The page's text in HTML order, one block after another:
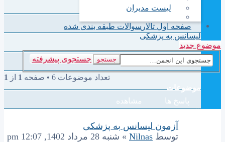
لیست مدیران
صفحه اول تالار سوالات طبقه بندی شده
لیسانس به پزشکی
موضوع جدید
جستجو جستجوی پیشرفته
تعداد موضوعات 6 • صفحه 1 از
1
موضوعات
پاسخ ها
مشاهده
آزمون لیسانس به پزشکی
توسط Nilnas » شنبه 28 مرداد 1402, 12:07 pm